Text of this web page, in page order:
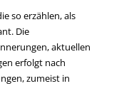
so erzählen, als
Die
aktuellen
erfolgt nach
zumeist in